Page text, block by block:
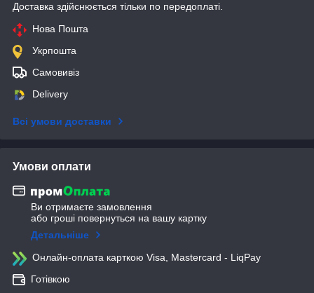
Доставка здійснюється тільки по передоплаті.
Нова Пошта
Укрпошта
Самовивіз
Delivery
Всі умови доставки
Умови оплати
Ви отримаєте замовлення
або гроші повернуться на вашу картку
Детальніше
Онлайн-оплата карткою Visa, Mastercard - LiqPay
Готівкою